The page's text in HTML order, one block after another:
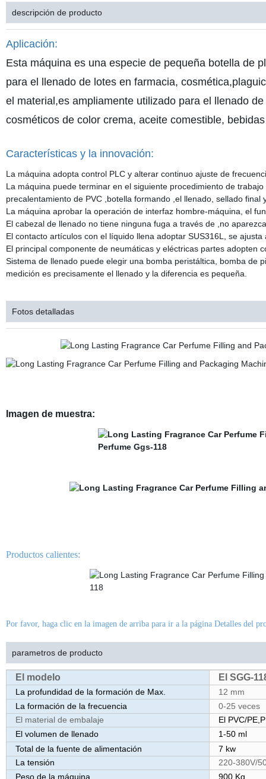
descripción de producto
Aplicación:
Esta máquina es una especie de pequeña botella de
para el llenado de lotes en farmacia,
el material,es ampliamente utilizado para el llenado
cosméticos de color crema, aceite comestible,
Características y la innovación:
La máquina adopta control PLC y alterar continuo ajuste de
La máquina puede terminar en el siguiente procedimiento de
precalentamiento de PVC ,botella formando ,el llenado, sellado
La máquina aprobar la operación de interfaz hombre-máquina, el
El cabezal de llenado no tiene ninguna fuga a través de ,no
El contacto artículos con el líquido llena adoptar SUS316L, se ajusta
El principal componente de neumáticas y eléctricas partes adopten
Sistema de llenado puede elegir una bomba peristáltica, bomba de
medición es precisamente el llenado y la diferencia es pequeña.
Fotos detalladas
Imagen de muestra:
Productos calientes:
Por favor, haga clic en la imagen de arriba para ir a la página Detalles del
parametros de producto
El modelo El SGG-
La profundidad de la formación de Max.
12 mm
La formación de la frecuencia
0-25 veces
El material de embalaje
El PVC/
El volumen de llenado
1-50 ml
Total de la fuente de alimentación
7 kw
La tensión
220-380V/
Peso de la máquina
900 Kg.